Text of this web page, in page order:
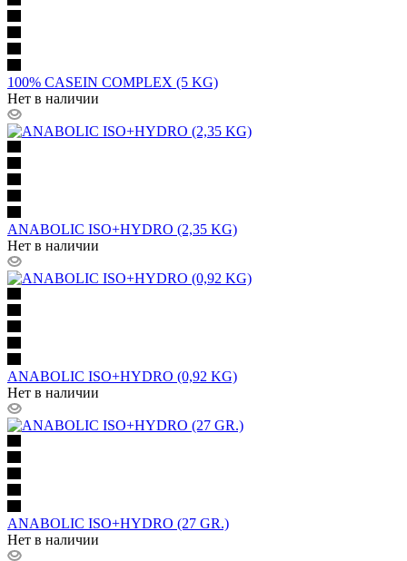
100% CASEIN COMPLEX (5 KG)
Нет в наличии
ANABOLIC ISO+HYDRO (2,35 KG)
Нет в наличии
ANABOLIC ISO+HYDRO (0,92 KG)
Нет в наличии
ANABOLIC ISO+HYDRO (27 GR.)
Нет в наличии